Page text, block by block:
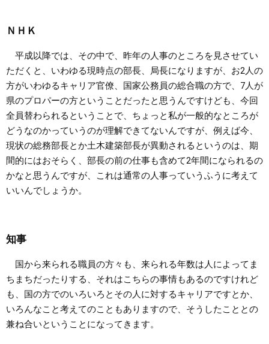
ＮＨＫ
平成以降では、その中で、昨年の人事のところを見させてい
ただくと、いわゆる現時点の部長、局長になりますが、お2人の
方がいわゆるキャリア官僚、国家公務員の総合職の方で、7人が
県のプロパーの方ということだったと思うんですけども、今回
全員替わられるということで、ちょっと私が一般的なところが
どうなのかっていうのが理解できてないんですが、例えば今、
現状の総務部長とか土木建築部長が異動されるというのは、期
間的にはおそらく、部長の前の仕事も含めて2年間になられるの
かなと思うんですが、これは通常の人事っていうふうに考えて
いいんでしょうか。
知事
国から来られる職員の方々も、来られる年数は人によってま
ちまちだったりする、それはこちらの事情もあるのですけれど
も、国の方でのいろいろとその人に対するキャリアですとか、
いろんなこと考えてのこともありますので、そうしたこととの
兼ね合いということになってきます。